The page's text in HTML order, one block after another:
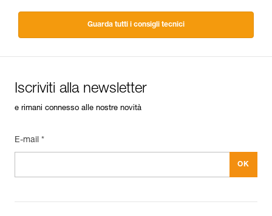
Guarda tutti i consigli tecnici
Iscriviti alla newsletter
e rimani connesso alle nostre novità
E-mail *